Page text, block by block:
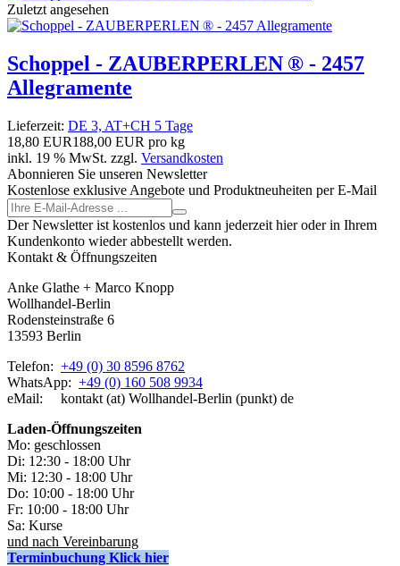
Zuletzt angesehen
Schoppel - ZAUBERPERLEN ® - 2457
Allegramente
Lieferzeit: DE 3, AT+CH 5 Tage
18,80 EUR188,00 EUR pro kg
inkl. 19 % MwSt. zzgl. Versandkosten
Abonnieren Sie unseren Newsletter
Kostenlose exklusive Angebote und Produktneuheiten per E-Mail
Der Newsletter ist kostenlos und kann jederzeit hier oder in Ihrem
Kundenkonto wieder abbestellt werden.
Kontakt & Öffnungszeiten
Anke Glathe + Marco Knopp
Wollhandel-Berlin
Rodensteinstraße 6
13593 Berlin
Telefon: +49 (0) 30 8596 8762
WhatsApp: +49 (0) 160 508 9934
eMail: kontakt (at) Wollhandel-Berlin (punkt) de
Laden-Öffnungszeiten
Mo: geschlossen
Di: 12:30 - 18:00 Uhr
Mi: 12:30 - 18:00 Uhr
Do: 10:00 - 18:00 Uhr
Fr: 10:00 - 18:00 Uhr
Sa: Kurse
und nach Vereinbarung
Terminbuchung Klick hier